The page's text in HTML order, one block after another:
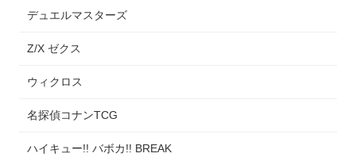
デュエルマスターズ
Z/X ゼクス
ウィクロス
名探偵コナンTCG
ハイキュー!! バボカ!! BREAK